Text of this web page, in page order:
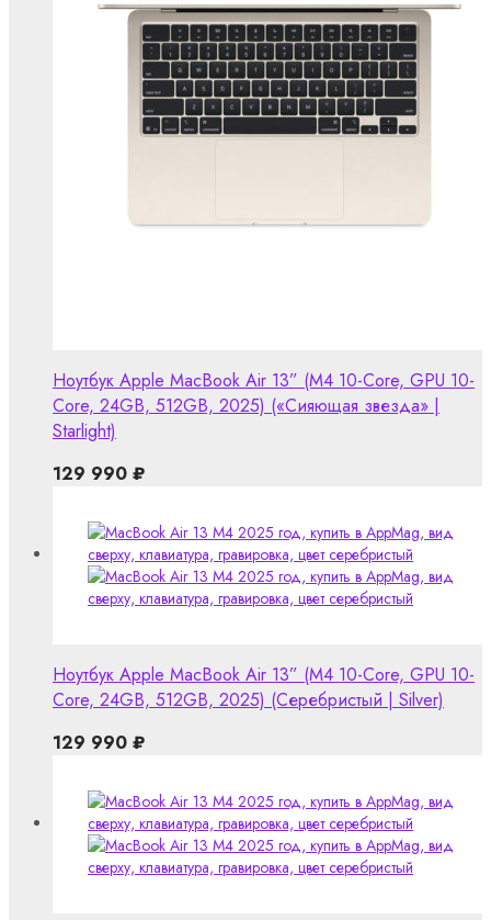
Ноутбук Apple MacBook Air 13” (M4 10-Core, GPU 10-
Core, 24GB, 512GB, 2025) («Сияющая звезда» |
Starlight)
129 990 ₽
Ноутбук Apple MacBook Air 13” (M4 10-Core, GPU 10-
Core, 24GB, 512GB, 2025) (Серебристый | Silver)
129 990 ₽